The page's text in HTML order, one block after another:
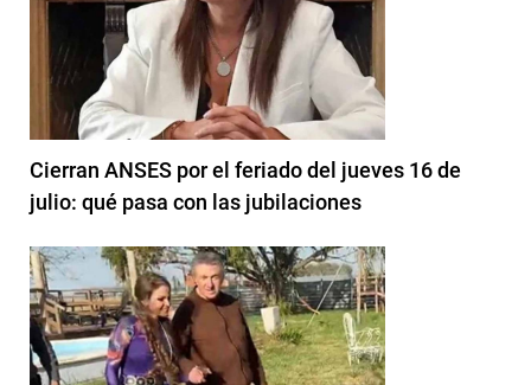
Cierran ANSES por el feriado del jueves 16 de
julio: qué pasa con las jubilaciones